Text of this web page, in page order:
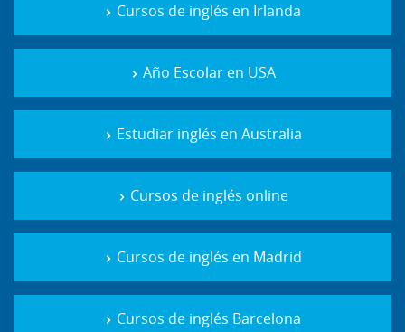
Cursos de inglés en Irlanda
Año Escolar en USA
Estudiar inglés en Australia
Cursos de inglés online
Cursos de inglés en Madrid
Cursos de inglés Barcelona